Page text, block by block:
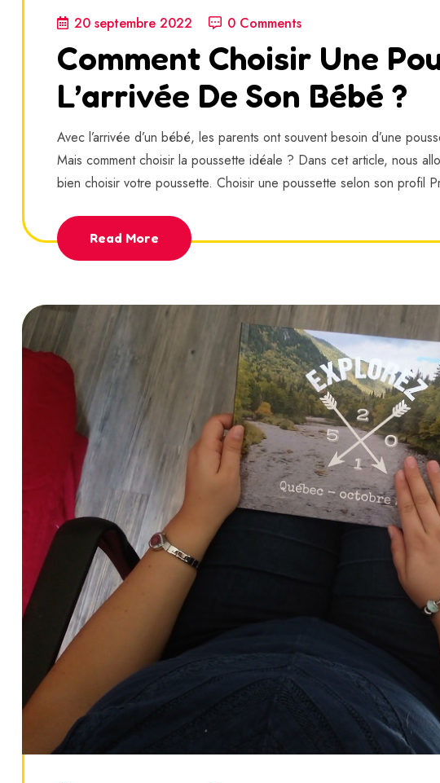
20 septembre 2022 0 Comments
Comment Choisir Une
L’arrivée De Son Bébé ?
Avec l’arrivée d’un bébé, les parents ont souvent besoin d’une
Mais comment choisir la poussette idéale ? Dans cet article, nous
bien choisir votre poussette. Choisir une poussette selon son profil
Read More